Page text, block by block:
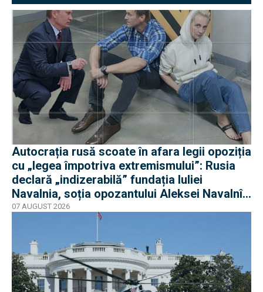
Autocrația rusă scoate în afara legii opoziția
cu „legea împotriva extremismului”: Rusia
declară „indizerabilă” fundația Iuliei
Navalnia, soția opozantului Aleksei Navalnîi,
ucis în închisorile siberiene
07 AUGUST 2026